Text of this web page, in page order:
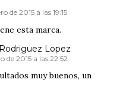
de 2015 a las 19:15
esta marca.
Lopez
de 2015 a las 22:52
muy buenos, un